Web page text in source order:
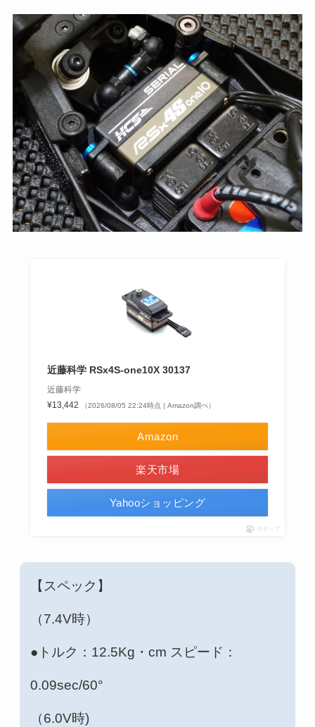
近藤科学 RSx4S-one10X 30137
近藤科学
¥13,442
（2026/08/05 22:24時点 | Amazon調べ）
Amazon
楽天市場
Yahooショッピング
ポチップ
【スペック】
（7.4V時）
●トルク：12.5Kg・cm スピード：
0.09sec/60°
（6.0V時)